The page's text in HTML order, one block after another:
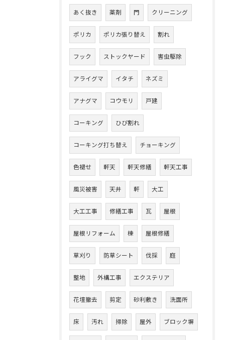
あく抜き 薬剤 門 クリーニング
ポリカ ポリカ張り替え 割れ
フック ストックヤード 害虫駆除
アライグマ イタチ ネズミ
アナグマ コウモリ 戸建
コーキング ひび割れ
コーキング打ち替え チョーキング
色褪せ 軒天 軒天修繕 軒天工事
風災被害 天井 軒 大工
大工工事 修繕工事 瓦 屋根
屋根リフォーム 棟 屋根修繕
草刈り 防草シート 伐採 庭
整地 外構工事 エクステリア
花壇撤去 剪定 砂利敷き 洗面所
床 汚れ 掃除 屋外 ブロック塀